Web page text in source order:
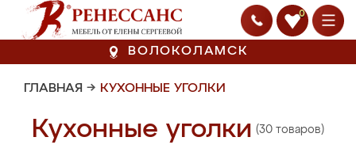
0
ВОЛОКОЛАМСК
ГЛАВНАЯ → КУХОННЫЕ УГОЛКИ
Кухонные уголки (30 товаров)